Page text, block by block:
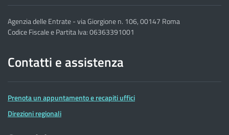
Agenzia delle Entrate - via Giorgione n. 106, 00147 Roma
Codice Fiscale e Partita Iva: 06363391001
Contatti e assistenza
Prenota un appuntamento e recapiti uffici
Direzioni regionali